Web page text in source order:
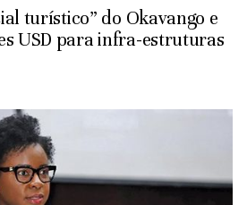
turístico” do Okavango e
USD para infra-estruturas